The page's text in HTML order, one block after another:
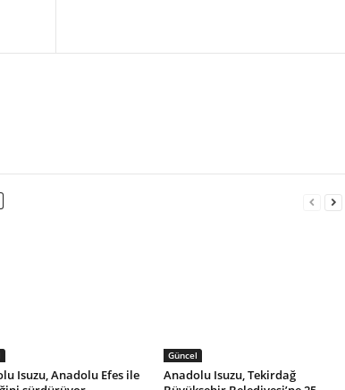
Isuzu, Anadolu Efes ile
Güncel
Anadolu Isuzu, Tekirdağ